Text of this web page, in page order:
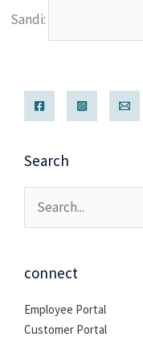
Sandi:
Search
Cari
untuk:
connect
Employee Portal
Customer Portal